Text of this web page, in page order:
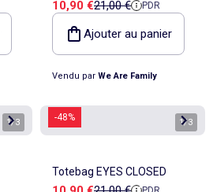
Prix de vente
10,90 €Prix de référence
21,00 € PDR
Ajouter au panier
Vendu par We Are Family
1/3 -48% 1/3
Totebag EYES CLOSED